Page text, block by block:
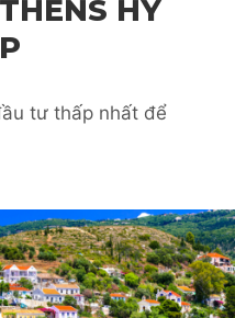
HY
tư thấp nhất để